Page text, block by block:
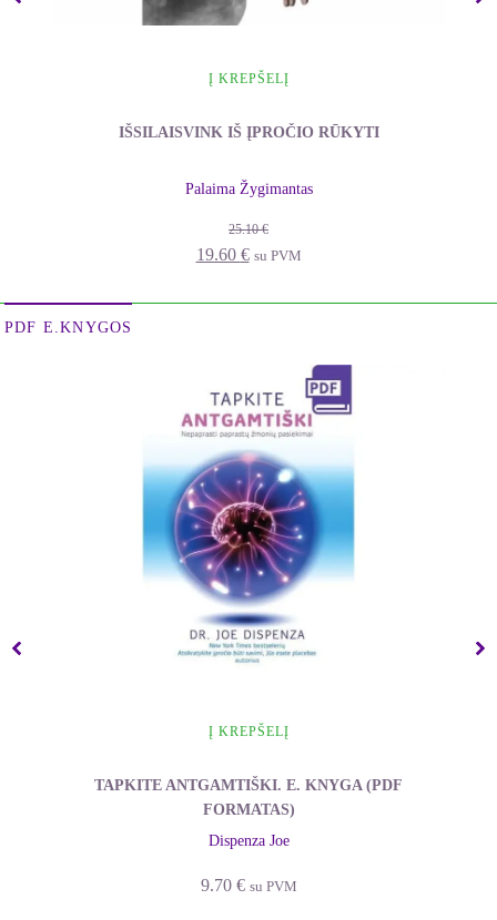
Į KREPŠELĮ
IŠSILAISVINK IŠ ĮPROČIO RŪKYTI
Palaima Žygimantas
25.10€
Original
was:
19.60 €Current
is:
su PVM
PDF E.KNYGOS
Į KREPŠELĮ
TAPKITE ANTGAMTIŠKI. E. KNYGA (PDF
FORMATAS)
Dispenza Joe
9.70 € su PVM